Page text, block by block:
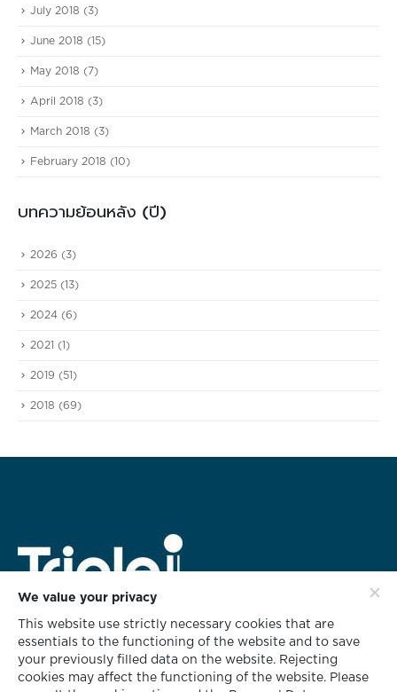
July 2018 (3)
June 2018 (15)
May 2018 (7)
April 2018 (3)
March 2018 (3)
February 2018 (10)
บทความย้อนหลัง (ปี)
2026 (3)
2025 (13)
2024 (6)
2021 (1)
2019 (51)
2018 (69)
HEAD OFFICE ADDRESS
628 Triple i Building 3 rd Floor,
Soi KlabChom, Nonsee Road,
We value your privacy
This website use strictly necessary cookies that are
essentials to the functioning of the website and to save
your previously filled data on the website. Rejecting
cookies may affect the functioning of the website. Please